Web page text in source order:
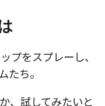
プをスプレーし、
たち。
、試してみたいと